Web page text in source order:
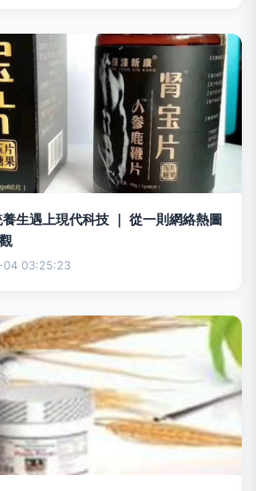
生遇上現代科技 ｜ 從一則網絡熱圖
04 03:25:23